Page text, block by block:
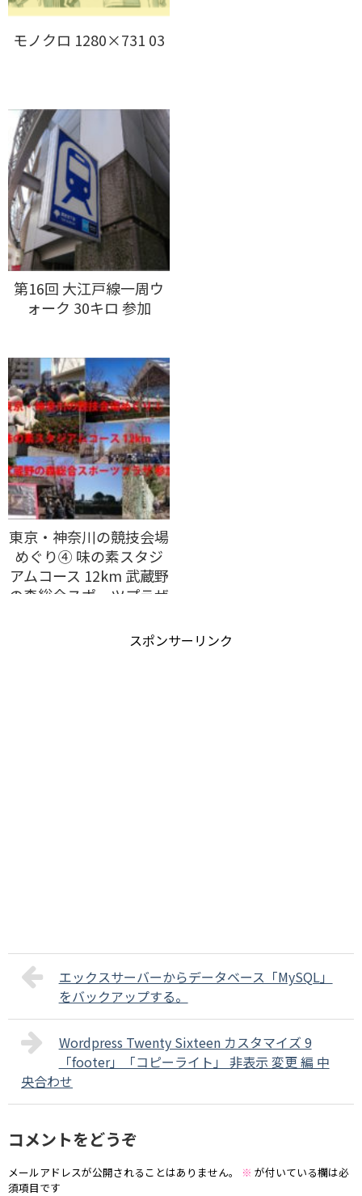
モノクロ 1280×731 03
第16回 大江戸線一周ウ
ォーク 30キロ 参加
東京・神奈川の競技会場
めぐり④ 味の素スタジ
アムコース 12km 武蔵野
の森総合スポーツプラザ
スポンサーリンク
エックスサーバーからデータベース「MySQL」
をバックアップする。
Wordpress Twenty Sixteen カスタマイズ 9
「footer」「コピーライト」 非表示 変更 編 中
央合わせ
コメントをどうぞ
メールアドレスが公開されることはありません。 ※ が付いている欄は必
須項目です